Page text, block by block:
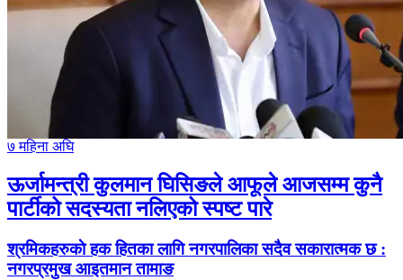
७ महिना अघि
ऊर्जामन्त्री कुलमान घिसिङले आफूले आजसम्म कुनै
पार्टीको सदस्यता नलिएको स्पष्ट पारे
श्रमिकहरुकाे हक हितका लागि नगरपालिका सदैव सकारात्मक छ :
नगरप्रमुख आइतमान तामाङ